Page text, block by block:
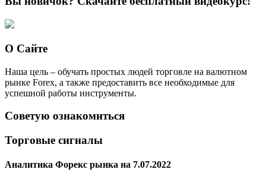
О Сайте
Наша цель – обучать простых людей торговле на валютном
рынке Forex, а также предоставить все необходимые для
успешной работы инструменты.
Советую ознакомиться
Торговые сигналы
Аналитика Форекс рынка на 7.07.2022